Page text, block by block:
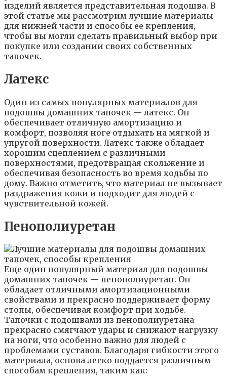
изделий является представительная подошва. В
этой статье мы рассмотрим лучшие материалы
для нижней части и способы ее крепления,
чтобы вы могли сделать правильный выбор при
покупке или создании своих собственных
тапочек.
Латекс
Один из самых популярных материалов для
подошвы домашних тапочек — латекс. Он
обеспечивает отличную амортизацию и
комфорт, позволяя ноге отдыхать на мягкой и
упругой поверхности. Латекс также обладает
хорошим сцеплением с различными
поверхностями, предотвращая скольжение и
обеспечивая безопасность во время ходьбы по
дому. Важно отметить, что материал не вызывает
раздражения кожи и подходит для людей с
чувствительной кожей.
Пенополиуретан
Еще один популярный материал для подошвы
домашних тапочек — пенополиуретан. Он
обладает отличными амортизационными
свойствами и прекрасно поддерживает форму
стопы, обеспечивая комфорт при ходьбе.
Тапочки с подошвами из пенополиуретана
прекрасно смягчают удары и снижают нагрузку
на ноги, что особенно важно для людей с
проблемами суставов. Благодаря гибкости этого
материала, основа легко поддается различным
способам крепления, таким как: